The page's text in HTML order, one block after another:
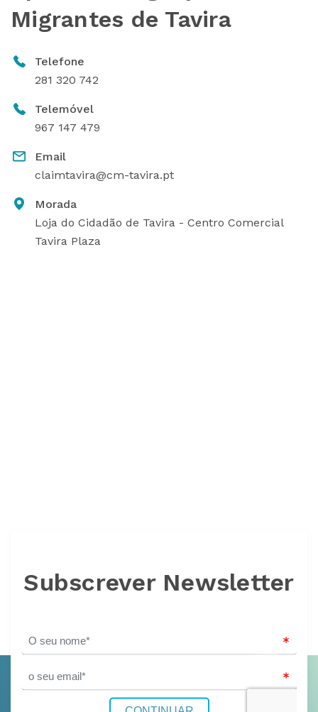
Migrantes de Tavira
Telefone
281 320 742
Telemóvel
967 147 479
Email
claimtavira@cm-tavira.pt
Morada
Loja do Cidadão de Tavira - Centro Comercial
Tavira Plaza
Subscrever Newsletter